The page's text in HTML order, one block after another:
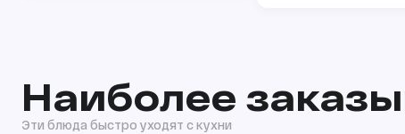
Наиболее
Эти блюда быстро уходят с кухни